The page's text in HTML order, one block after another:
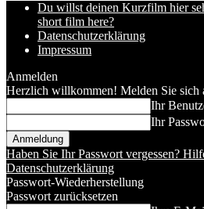
Du willst deinen Kurzfilm hier
short film here?
Datenschutzerklärung
Impressum
Anmelden
Herzlich willkommen! Melden Sie sich
Ihr
Ihr
Haben Sie Ihr Passwort vergessen?
Datenschutzerklärung
Passwort-Wiederherstellung
Passwort zurücksetzen